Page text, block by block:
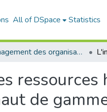
All of DSpace Statistics
Management des organisations (MDO)
de